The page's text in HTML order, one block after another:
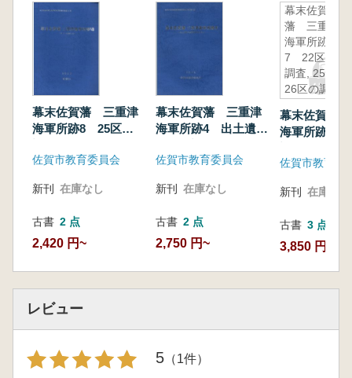
幕末佐賀藩 三重津
海軍所跡8 25区の
佐賀市教育委員会
新刊 在庫なし
古書 2 点
2,420 円~
幕末佐賀藩 三重津
海軍所跡4 出土遺物
佐賀市教育委員会
新刊 在庫なし
古書 2 点
2,750 円~
幕末佐賀
藩 三重津
海軍所跡
7 22区の
調査, 25・
26区の調査
幕末佐賀藩
海軍所跡7
査(1)
佐賀市教育委
新刊 在庫なし
古書 3 点
3,850 円~
レビュー
5 （1件）